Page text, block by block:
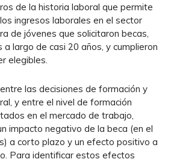
de la historia laboral que permite
ingresos laborales en el sector
de jóvenes que solicitaron becas,
largo de casi 20 años, y cumplieron
elegibles.
las decisiones de formación y
y entre el nivel de formación
en el mercado de trabajo,
impacto negativo de la beca (en el
a corto plazo y un efecto positivo a
Para identificar estos efectos